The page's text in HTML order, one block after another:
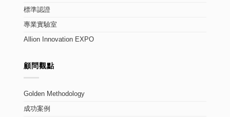
標準認證
專業實驗室
Allion Innovation EXPO
顧問觀點
Golden Methodology
成功案例